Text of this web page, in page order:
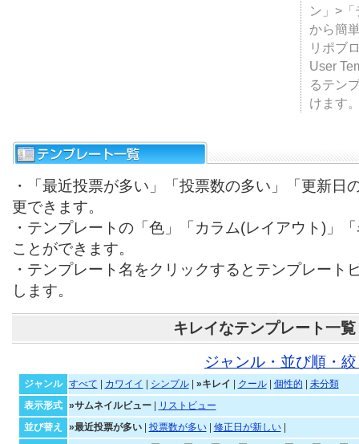
ン」>
から簡
リポブ
User
るテン
けます
・「最近投票が多い」「投票数の多い」「更新日
更できます。
・テンプレートの「色」「カラム(レイアウト)」
ことができます。
・テンプレート名をクリックするとテンプレート
します。
キレイなテンプレート一覧
ジャンル・並び順・
ジャンル すべて カワイイ シンプル| »キレイ クール| 個性的
未分類
表示形式
»サムネイルビュー|
リストビュー
並び替え
»最近投票が多い| 投票数が多い| 修正日が新しい|